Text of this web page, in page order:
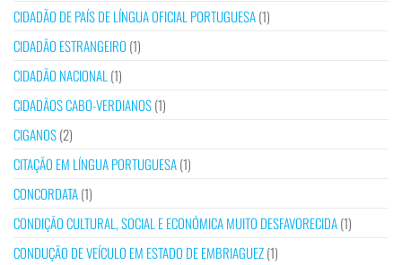
CIDADÃO DE PAÍS DE LÍNGUA OFICIAL PORTUGUESA(1)
CIDADÃO ESTRANGEIRO (1)
CIDADÃO NACIONAL (1)
CIDADÃOS CABO-VERDIANOS(1)
CIGANOS(2)
CITAÇÃO EM LÍNGUA PORTUGUESA(1)
CONCORDATA(1)
CONDIÇÃO CULTURAL, SOCIAL E ECONÓMICA MUITO DESFAVORECIDA(1)
CONDUÇÃO DE VEÍCULO EM ESTADO DE EMBRIAGUEZ(1)